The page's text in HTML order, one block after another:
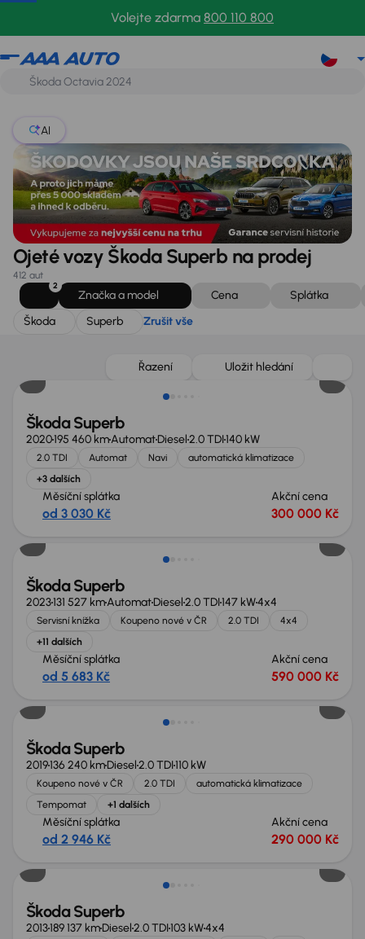
Volejte zdarma 800 110 800
Škoda
AI
Ojeté vozy Škoda Superb na prodej
412 aut
2
Značka a model Cena
Splátka
Škoda
Superb Zrušit vše
Řazení Uložit hledání
Možnost odpočtu DPH
Škoda Superb
2020195 460 kmAutomatDiesel2.0 TDI140 kW
2.0 TDI Automat Navi
automatická klimatizace
+3 dalších
Měsíční splátka
od 3 030 Kč
Akční cena
300 000 Kč
Zlevněno o 10 000 Kč
Škoda Superb
2023131 527 kmAutomatDiesel2.0 TDI147 kW4x4
Servisní knížka Koupeno nové v ČR 2.0 TDI
4x4
+11 dalších
Měsíční splátka
od 5 683 Kč
Akční cena
590 000 Kč
Nově v nabídce
Škoda Superb
2019136 240 kmDiesel2.0 TDI110 kW
Koupeno nové v ČR 2.0 TDI
automatická klimatizace
Tempomat
+1 dalších
Měsíční splátka
od 2 946 Kč
Akční cena
290 000 Kč
Zlevněno o 30 000 Kč
Škoda Superb
2013189 137 kmDiesel2.0 TDI103 kW4x4